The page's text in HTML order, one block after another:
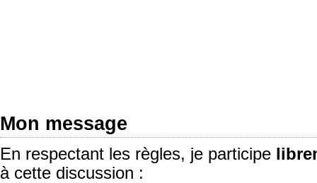
Mon message
En respectant les règles, je participe
à cette discussion :